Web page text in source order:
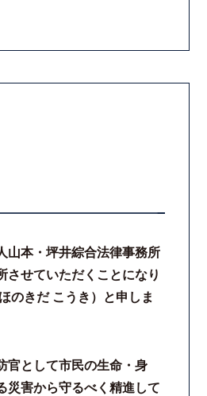
山本・坪井綜合法律事務所
させていただくことになり
のきだ こうき）と申しま
官として市民の生命・身
災害から守るべく精進して